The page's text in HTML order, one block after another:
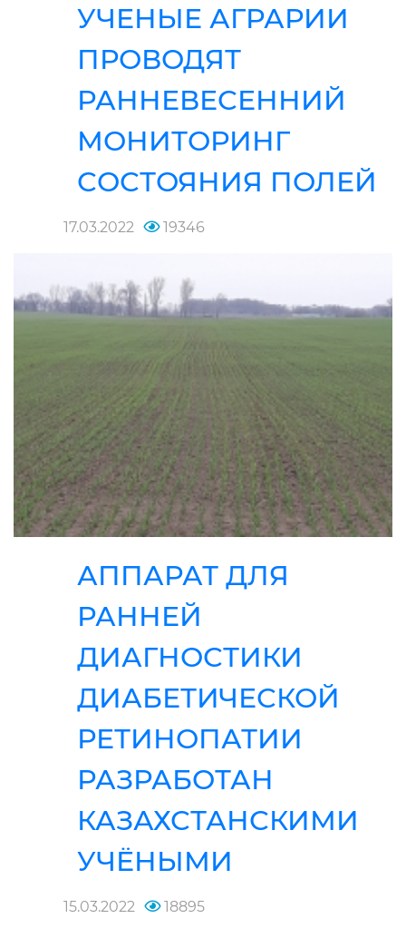
УЧЕНЫЕ АГРАРИИ
ПРОВОДЯТ
РАННЕВЕСЕННИЙ
МОНИТОРИНГ
СОСТОЯНИЯ ПОЛЕЙ
17.03.2022 19346
АППАРАТ ДЛЯ
РАННЕЙ
ДИАГНОСТИКИ
ДИАБЕТИЧЕСКОЙ
РЕТИНОПАТИИ
РАЗРАБОТАН
КАЗАХСТАНСКИМИ
УЧЁНЫМИ
15.03.2022 18895